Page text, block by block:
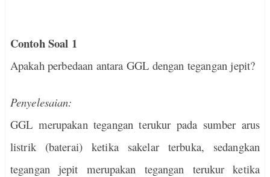
Contoh Soal 1
Apakah perbedaan antara GGL dengan tegangan jepit?
Penyelesaian:
GGL merupakan tegangan terukur pada sumber arus
listrik (baterai) ketika sakelar terbuka, sedangkan
tegangan jepit merupakan tegangan terukur ketika